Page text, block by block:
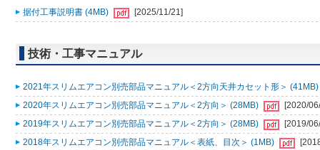
据付工事説明書 (4MB) [2025/11/21]
技術・工事マニュアル
2021年スリムエアコン別売部品マニュアル＜2方向天井カセット形＞ (41MB)
2020年スリムエアコン別売部品マニュアル＜2方向＞ (28MB)
[2020/
2019年スリムエアコン別売部品マニュアル＜2方向＞ (28MB)
[2019/
2018年スリムエアコン別売部品マニュアル＜表紙、目次＞ (1MB)